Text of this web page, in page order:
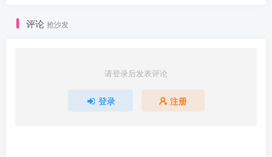
评论 抢沙发
请登录后发表评论
登录 注册